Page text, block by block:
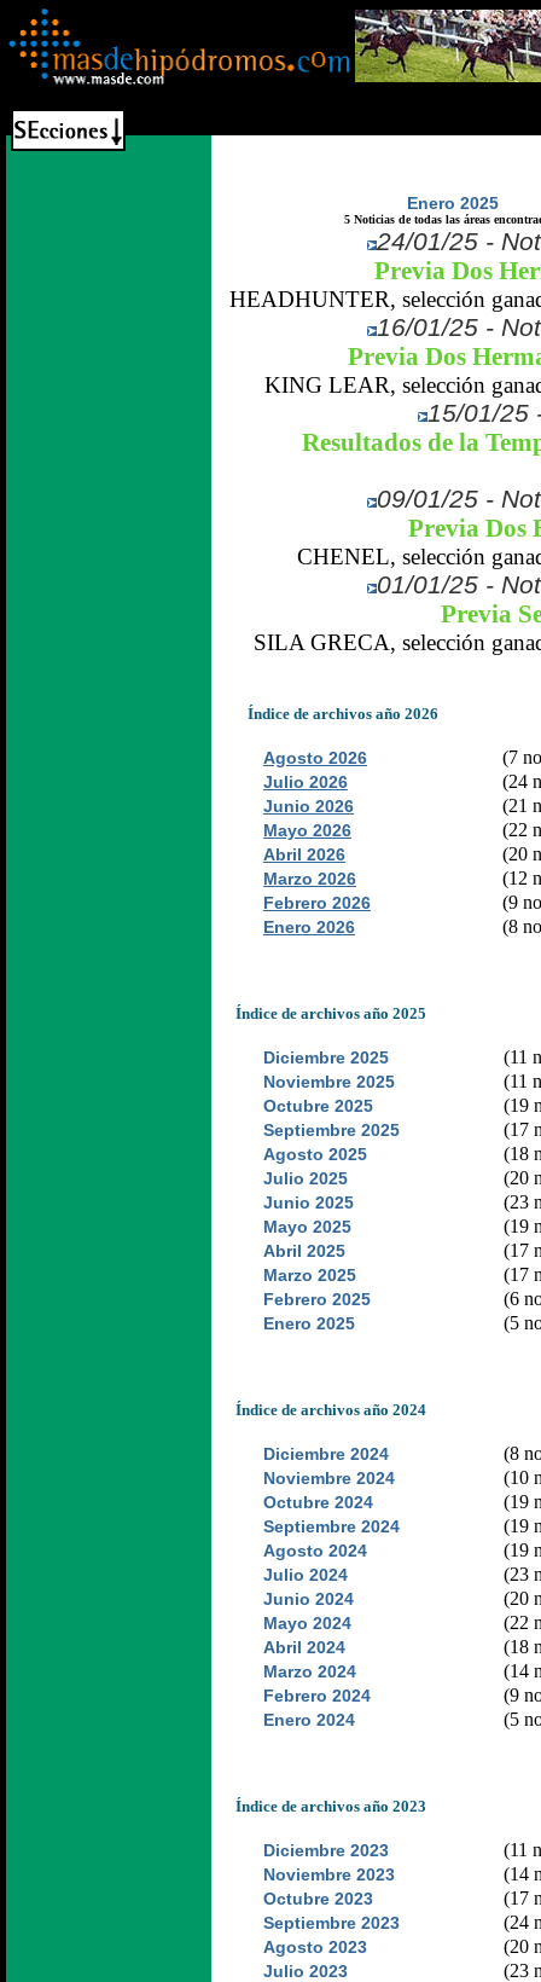
Enero 2025
5 Noticias de todas las áreas
24/01/25 -
Previa Dos
HEADHUNTER, selección
16/01/25 -
Previa Dos
KING LEAR, selección
15/01/25
Resultados de la
09/01/25 -
Previa Dos
CHENEL, selección
01/01/25 -
Previa
SILA GRECA, selección
Índice de archivos año 2026
Agosto 2026 (7
Julio 2026 (24
Junio 2026 (21
Mayo 2026 (22
Abril 2026 (20
Marzo 2026 (12
Febrero 2026 (9
Enero 2026 (8
Índice de archivos año 2025
Diciembre 2025 (11
Noviembre 2025 (11
Octubre 2025 (19
Septiembre 2025 (17
Agosto 2025 (18
Julio 2025 (20
Junio 2025 (23
Mayo 2025 (19
Abril 2025 (17
Marzo 2025 (17
Febrero 2025 (6
Enero 2025 (5
Índice de archivos año 2024
Diciembre 2024 (8
Noviembre 2024 (10
Octubre 2024 (19
Septiembre 2024 (19
Agosto 2024 (19
Julio 2024 (23
Junio 2024 (20
Mayo 2024 (22
Abril 2024 (18
Marzo 2024 (14
Febrero 2024 (9
Enero 2024 (5
Índice de archivos año 2023
Diciembre 2023 (11
Noviembre 2023 (14
Octubre 2023 (17
Septiembre 2023 (24
Agosto 2023 (20
Julio 2023 (23